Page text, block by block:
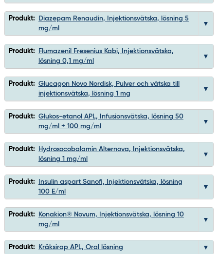
Produkt:
Diazepam Renaudin, Injektionsvätska, lösning 5
mg/ml
Produkt:
Flumazenil Fresenius Kabi, Injektionsvätska,
lösning 0,1 mg/ml
Produkt: Glucagon Novo Nordisk, Pulver och vätska till
injektionsvätska, lösning 1 mg
Produkt: Glukos-etanol APL, Infusionsvätska, lösning 50
mg/ml + 100 mg/ml
Produkt:
Hydroxocobalamin Alternova, Injektionsvätska,
lösning 1 mg/ml
Produkt:
Insulin aspart Sanofi, Injektionsvätska, lösning
100 E/ml
Produkt:
Konakion® Novum, Injektionsvätska, lösning 10
mg/ml
Produkt: Kräksirap APL, Oral lösning